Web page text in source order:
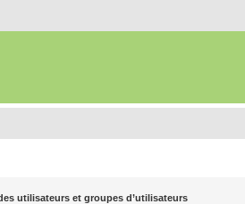
utilisateurs et groupes d’utilisateurs